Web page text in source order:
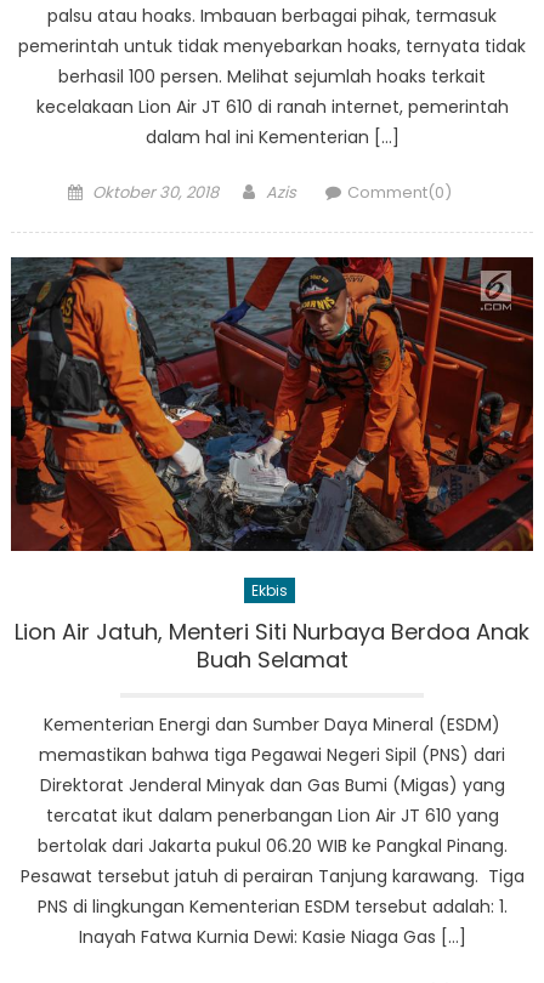
palsu atau hoaks. Imbauan berbagai pihak, termasuk
pemerintah untuk tidak menyebarkan hoaks, ternyata tidak
berhasil 100 persen. Melihat sejumlah hoaks terkait
kecelakaan Lion Air JT 610 di ranah internet, pemerintah
dalam hal ini Kementerian […]
Posted
Oktober 30, 2018 Author
Azis Comment(0)
Ekbis
Lion Air Jatuh, Menteri Siti Nurbaya Berdoa Anak
Buah Selamat
Kementerian Energi dan Sumber Daya Mineral (ESDM)
memastikan bahwa tiga Pegawai Negeri Sipil (PNS) dari
Direktorat Jenderal Minyak dan Gas Bumi (Migas) yang
tercatat ikut dalam penerbangan Lion Air JT 610 yang
bertolak dari Jakarta pukul 06.20 WIB ke Pangkal Pinang.
Pesawat tersebut jatuh di perairan Tanjung karawang. Tiga
PNS di lingkungan Kementerian ESDM tersebut adalah: 1.
Inayah Fatwa Kurnia Dewi: Kasie Niaga Gas […]